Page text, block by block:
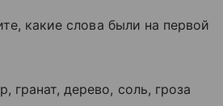
какие слова были на первой
гранат, дерево, соль, гроза